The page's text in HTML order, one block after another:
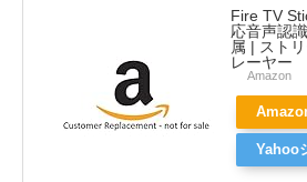
Fire TV
応音声認
属 | スト
レーヤー
Amazon
Yahoo